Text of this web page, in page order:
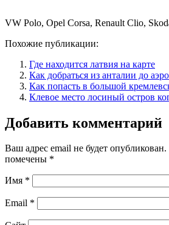
VW Polo, Opel Corsa, Renault Clio,
Похожие публикации:
Где находится латвия на карте
Как добраться из анталии до
Как попасть в большой
Клевое место лосиный остров
Добавить комментарий
Ваш адрес email не будет опубликован.
помечены *
Имя *
Email *